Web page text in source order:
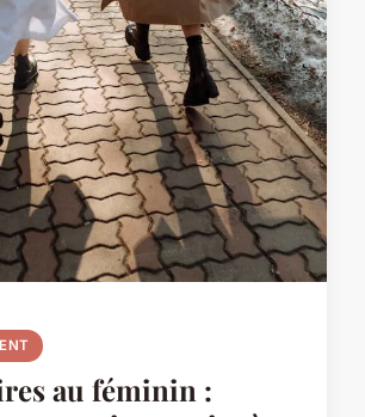
au féminin :